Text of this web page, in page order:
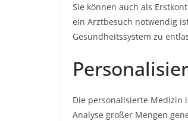
Sie können auch als
ein Arztbesuch notwendig
Gesundheitssystem zu
Die personalisierte Medizin
Analyse großer Mengen